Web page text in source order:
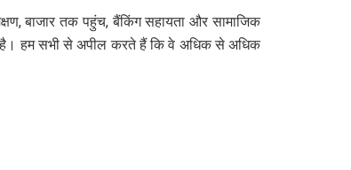
बाजार तक पहुंच, बैंकिंग सहायता और सामाजिक
है। हम सभी से अपील करते हैं कि वे अधिक से अधिक